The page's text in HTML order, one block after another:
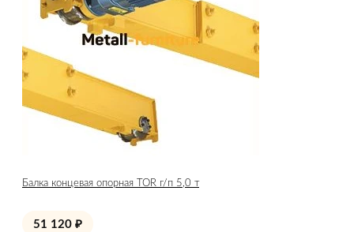
Балка концевая опорная TOR г/п 5,0 т
51 120 ₽